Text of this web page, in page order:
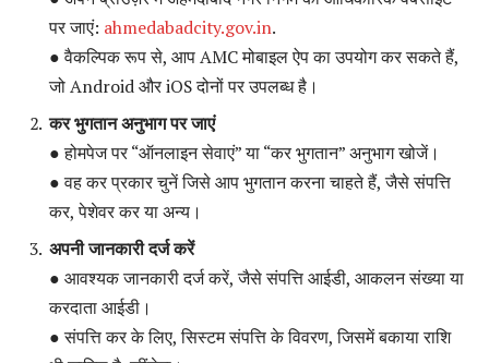
पर जाएं: ahmedabadcity.gov.in.
● वैकल्पिक रूप से, आप AMC मोबाइल ऐप का उपयोग कर सकते हैं,
जो Android और iOS दोनों पर उपलब्ध है।
कर भुगतान अनुभाग पर जाएं
● होमपेज पर “ऑनलाइन सेवाएं” या “कर भुगतान” अनुभाग खोजें।
● वह कर प्रकार चुनें जिसे आप भुगतान करना चाहते हैं, जैसे संपत्ति
कर, पेशेवर कर या अन्य।
अपनी जानकारी दर्ज करें
● आवश्यक जानकारी दर्ज करें, जैसे संपत्ति आईडी, आकलन संख्या या
करदाता आईडी।
● संपत्ति कर के लिए, सिस्टम संपत्ति के विवरण, जिसमें बकाया राशि